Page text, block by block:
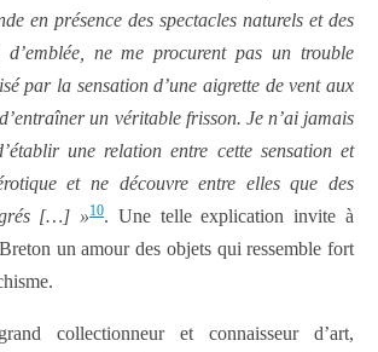
en présence des spectacles naturels et des
ne me procurent pas un trouble
par la sensation d’une aigrette de vent aux
un véritable frisson. Je n’ai jamais
une relation entre cette sensation et
et ne découvre entre elles que des
[…] »10. Une telle explication invite à
un amour des objets qui ressemble fort
collectionneur et connaisseur d’art,